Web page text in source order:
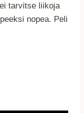
tarvitse liikoja
nopea. Peli